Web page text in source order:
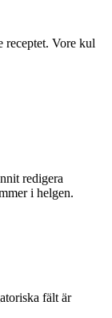
receptet. Vore kul
redigera
i helgen.
fält är